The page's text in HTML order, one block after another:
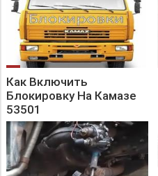
Как Включить
Блокировку На Камазе
53501